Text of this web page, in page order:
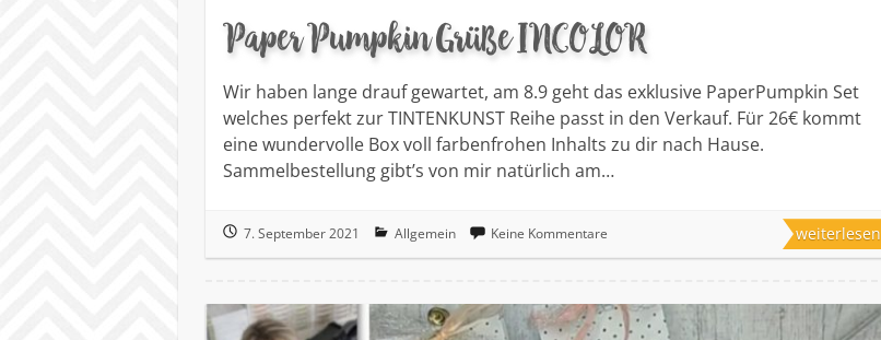
Paper Pumpkin Grüße INCOLOR
Wir haben lange drauf gewartet, am 8.9 geht das exklusive PaperPumpkin Set
welches perfekt zur TINTENKUNST Reihe passt in den Verkauf. Für 26€ kommt
eine wundervolle Box voll farbenfrohen Inhalts zu dir nach Hause.
Sammelbestellung gibt’s von mir natürlich am…
7. September 2021 Allgemein Keine Kommentare weiterlesen